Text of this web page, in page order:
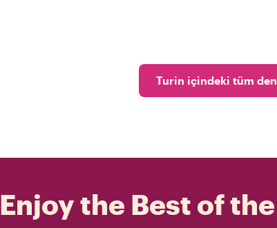
Turin içindeki tüm
Enjoy the Best of